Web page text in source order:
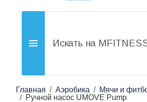
Главная Аэробика
Мячи и
Ручной насос UMOVE Pump